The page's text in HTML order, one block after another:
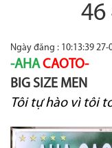
46
Ngày đăng : 10:13:39 27-
-AHA CAOTO-
BIG SIZE MEN
Tôi tự hào vì tôi